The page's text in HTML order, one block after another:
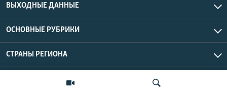
ВЫХОДНЫЕ ДАННЫЕ
ОСНОВНЫЕ РУБРИКИ
СТРАНЫ РЕГИОНА
Азаттык Азия © 2026 RFE/RL, Inc. | Все права защищены.